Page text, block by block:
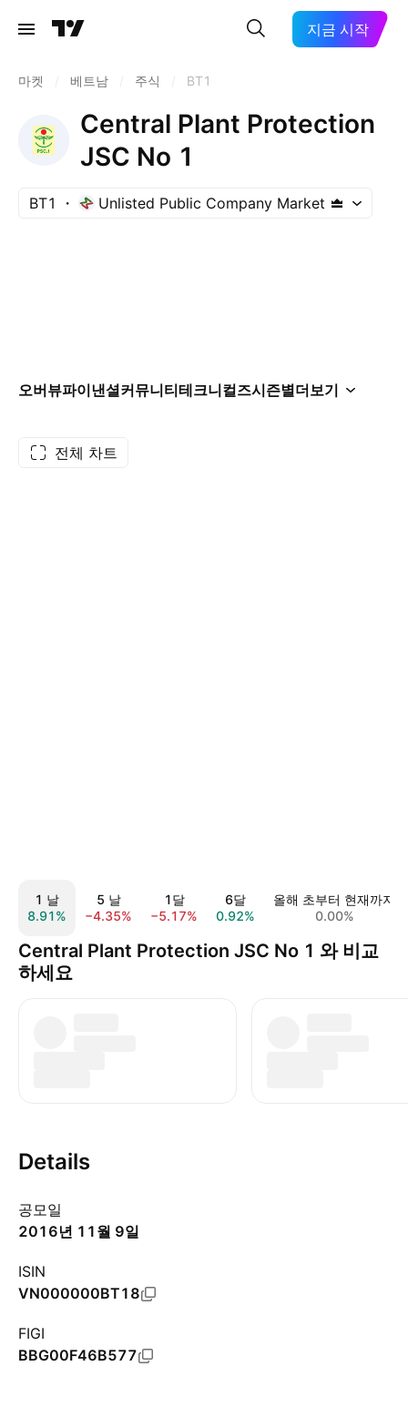
지금 시작
마켓 베트남 주식 BT1
Central Plant Protection
JSC No 1
BT1 Unlisted Public Company Market
오버뷰파이낸셜커뮤니티테크니컬즈시즌별더보기
전체 차트
1 날
8.91%
5 날
−4.35%
1달
−5.17%
6달
0.92%
올해 초부터 현재까지
0.00%
Central Plant Protection JSC No 1 와 비교
하세요
Details
공모일
2016년 11월 9일
ISIN
VN000000BT18
FIGI
BBG00F46B577